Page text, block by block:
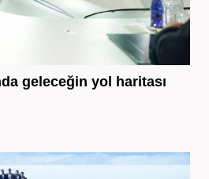
geleceğin yol haritası